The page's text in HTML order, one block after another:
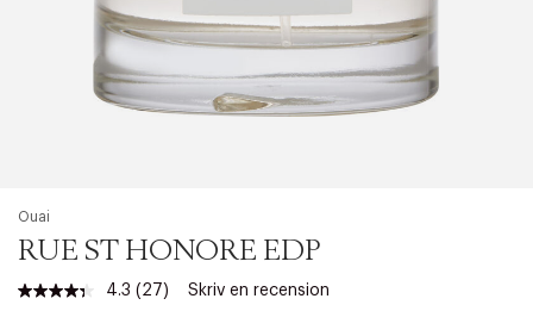
Ouai
RUE ST HONORE EDP
4.3 Läs
(27) Skriv en recension